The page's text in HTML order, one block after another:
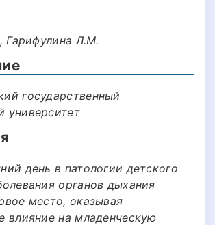
Гарифулина Л.М.
государственный
университет
день в патологии детского
органов дыхания
место, оказывая
влияние на младенческую